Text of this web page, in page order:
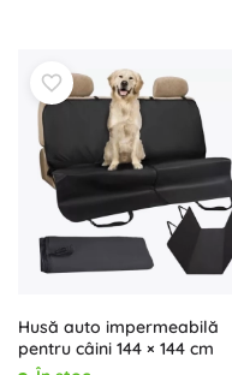
Husă auto impermeabilă
pentru câini 144 × 144 cm